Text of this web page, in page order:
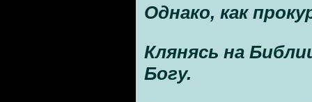
Однако, как
Клянясь на
Богу.